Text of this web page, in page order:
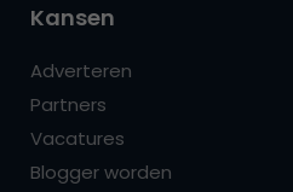
Kansen
Adverteren
Partners
Vacatures
Blogger worden